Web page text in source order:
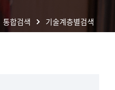
통합검색 기술계층별검색